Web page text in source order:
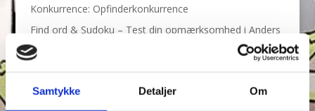
Samtykke Detaljer Om
Konkurrence: Opfinderkonkurrence
Find ord & Sudoku – Test din opmærksomhed i Anders
And!